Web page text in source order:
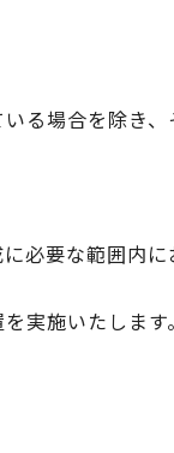
場合を除
要な範囲
実施いたします。